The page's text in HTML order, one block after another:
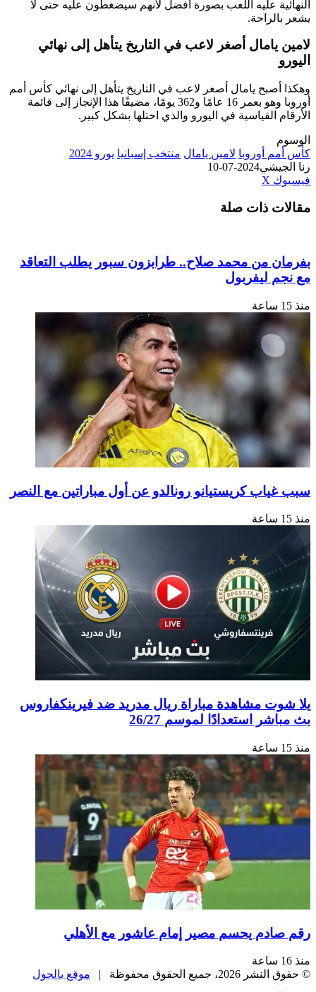
عليه اللعب بصورة أفضل لأنهم سيضغطون عليه حتى لا
يامال أصغر لاعب في التاريخ يتأهل إلى نهائي
يامال أصغر لاعب في التاريخ يتأهل إلى نهائي كأس أمم
أوروبا وهو بعمر 16 عامًا و362 يومًا، مضيفًا هذا الإنجاز إلى قائمة
القياسية في اليورو والذي احتلها بشكل كبير.
أوروبا لامين يامال منتخب إسبانيا
يورو 2024
2024-07-10
‫Xلينكدإن
بينتيريست
مشاركة
البريد
طباعة
ذات صلة
من محمد صلاح.. طرابزون سبور يطلب التعاقد
ليفربول
كريستيانو رونالدو عن أول مباراتين مع النصر
مشاهدة مباراة ريال مدريد ضد فيرينكفاروس
استعدادًا لموسم 26/27
يحسم مصير إمام عاشور مع الأهلي
جميع الحقوق محفوظة | موقع بالجول